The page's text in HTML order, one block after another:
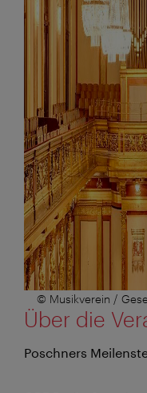
© Musikverein /
Über die
Poschners